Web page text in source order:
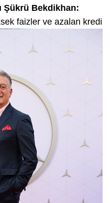
ı Şü krü Bekdikhan:
faizler ve azalan kredi